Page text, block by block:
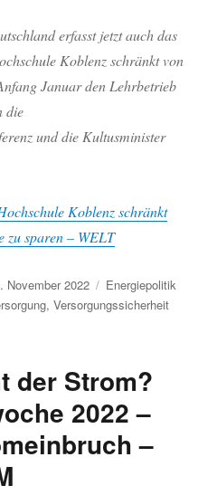
erfasst jetzt auch das
Koblenz schränkt von
Januar den Lehrbetrieb
die
und die Kultusminister
Koblenz schränkt
zu sparen – WELT
November 2022 Kategorien
Energiepolitik
,Versorgungssicherheit
der Strom?
2022 –
–